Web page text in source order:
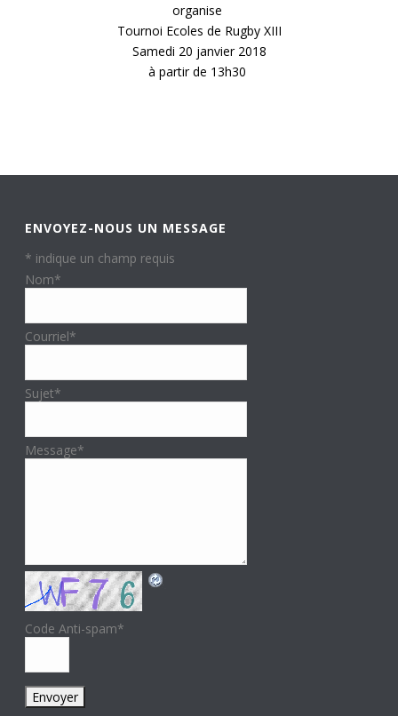
organise
Tournoi Ecoles de Rugby XIII
Samedi 20 janvier 2018
à partir de 13h30
ENVOYEZ-NOUS UN MESSAGE
* indique un champ requis
Nom*
Courriel*
Sujet*
Message*
Code Anti-spam*